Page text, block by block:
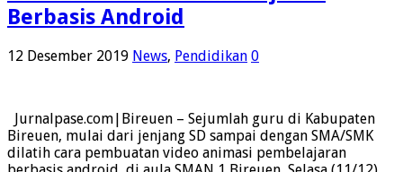
Berbasis Android
12 Desember 2019 News, Pendidikan 0
Jurnalpase.com|Bireuen – Sejumlah guru di Kabupaten
Bireuen, mulai dari jenjang SD sampai dengan SMA/SMK
dilatih cara pembuatan video animasi pembelajaran